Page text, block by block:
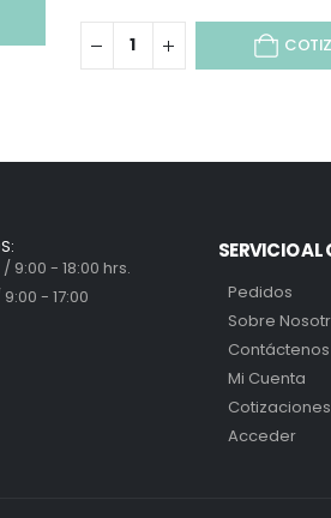
9:00 - 18:00 hrs.
- 17:00
SERVICIO AL
Pedidos
Sobre
Contáctenos
Mi Cuenta
Cotizaciones
Acceder